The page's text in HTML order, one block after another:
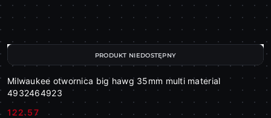
Milwaukee otwornica big hawg 35mm multi material
4932464923
122.57
PRODUKT NIEDOSTĘPNY